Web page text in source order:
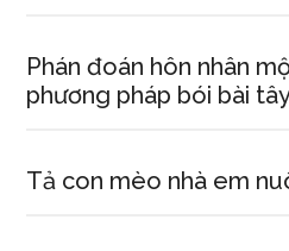
không
gian
đầy
Phán đoán hôn nhân
phương pháp bói bài
Tả con mèo nhà em